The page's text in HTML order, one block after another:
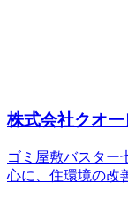
株式会社クオ
ゴミ屋敷バスター
心に、住環境の改